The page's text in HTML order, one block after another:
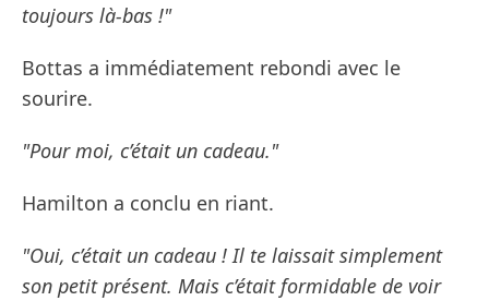
toujours là-bas !"
Bottas a immédiatement rebondi avec le
sourire.
"Pour moi, c’était un cadeau."
Hamilton a conclu en riant.
"Oui, c’était un cadeau ! Il te laissait simplement
son petit présent. Mais c’était formidable de voir